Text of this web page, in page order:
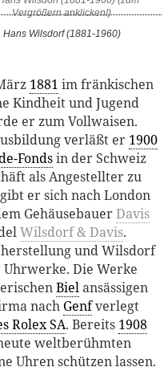
Hans Wilsdorf (1881-1960)
1881 im fränkischen
Kindheit und Jugend
er zum Vollwaisen.
verläßt er 1900
Fondsin der Schweiz
als Angestellter zu
er sich nach London
GehäusebauerDavis
Wilsdorf & Davis.
und Wilsdorf
Die Werke
Bielansässigen
nach Genfverlegt
Rolex SA. Bereits 1908
weltberühmten
Uhren schützen lassen.